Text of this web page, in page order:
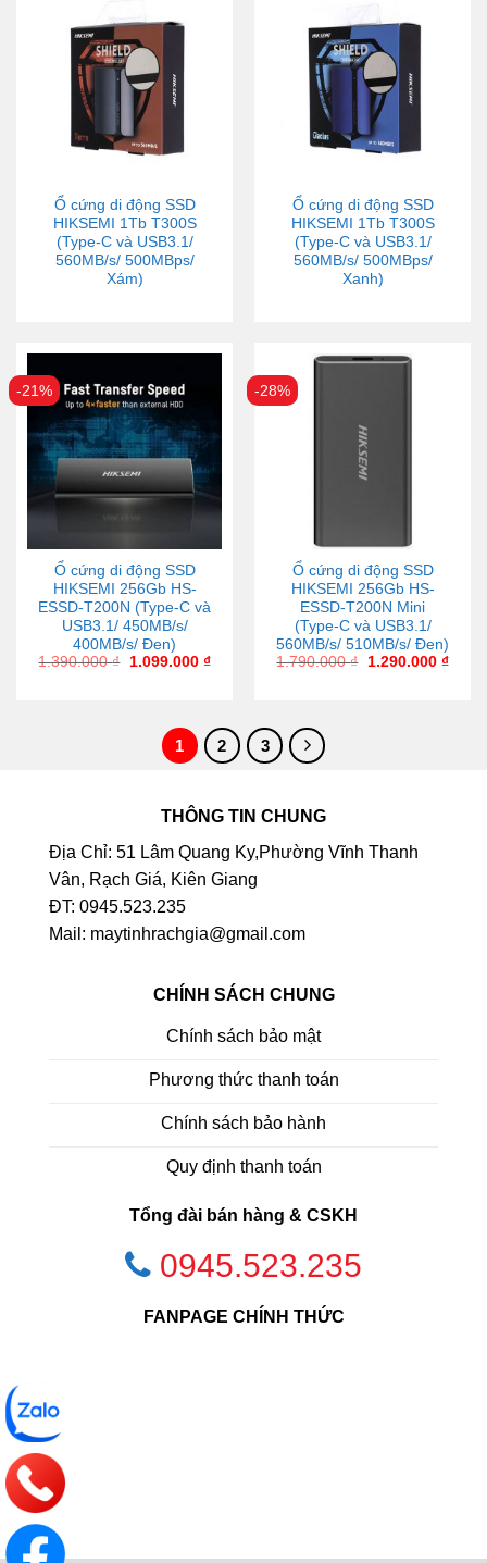
Ổ cứng di động SSD
HIKSEMI 1Tb T300S
(Type-C và USB3.1/
560MB/s/ 500MBps/
Xám)
Ổ cứng di động SSD
HIKSEMI 1Tb T300S
(Type-C và USB3.1/
560MB/s/ 500MBps/
Xanh)
-21%
Ổ cứng di động SSD
HIKSEMI 256Gb HS-
ESSD-T200N (Type-C và
USB3.1/ 450MB/s/
400MB/s/ Đen)
1.390.000₫ 1.099.000 ₫
-28%
Ổ cứng di động SSD
HIKSEMI 256Gb HS-
ESSD-T200N Mini
(Type-C và USB3.1/
560MB/s/ 510MB/s/ Đen)
1.790.000₫ 1.290.000 ₫
1 2 3
THÔNG TIN CHUNG
Địa Chỉ: 51 Lâm Quang Ky,Phường Vĩnh Thanh
Vân, Rạch Giá, Kiên Giang
ĐT: 0945.523.235
Mail: maytinhrachgia@gmail.com
CHÍNH SÁCH CHUNG
Chính sách bảo mật
Phương thức thanh toán
Chính sách bảo hành
Quy định thanh toán
Tổng đài bán hàng & CSKH
0945.523.235
FANPAGE CHÍNH THỨC